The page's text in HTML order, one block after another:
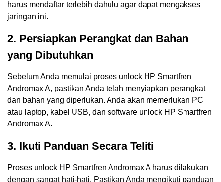
harus mendaftar terlebih dahulu agar dapat mengakses
jaringan ini.
2. Persiapkan Perangkat dan Bahan
yang Dibutuhkan
Sebelum Anda memulai proses unlock HP Smartfren
Andromax A, pastikan Anda telah menyiapkan perangkat
dan bahan yang diperlukan. Anda akan memerlukan PC
atau laptop, kabel USB, dan software unlock HP Smartfren
Andromax A.
3. Ikuti Panduan Secara Teliti
Proses unlock HP Smartfren Andromax A harus dilakukan
dengan sangat hati-hati. Pastikan Anda mengikuti panduan